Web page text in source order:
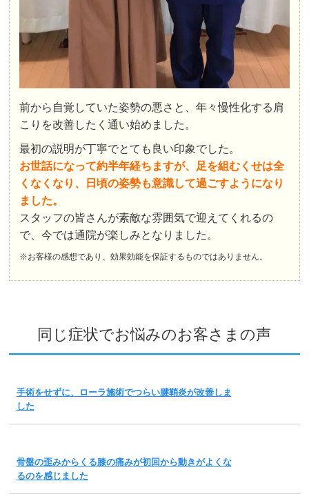
前から自覚していた姿勢の悪さと、年々慢性化する肩
こりを改善したく通い始めました。
最初の説明が丁寧でとても良い印象でした。
お世話になって約半年経ちますが、足を組むくせは全
くなくなり、日頃の姿勢も意識して過ごすようになり
ました。
スタッフの皆さんが素敵な雰囲気で迎えてくれるの
で、今では通院が楽しみとなりました。
※お客様の感想であり、効果効能を保証するものではありません。
同じ症状でお悩みのお客さまの声
手術をせずに、ローラ施術でつらい腱鞘炎が改善しま
した
骨盤の歪みからくる膝の痛みが初回から動きがよくな
るのを感じました